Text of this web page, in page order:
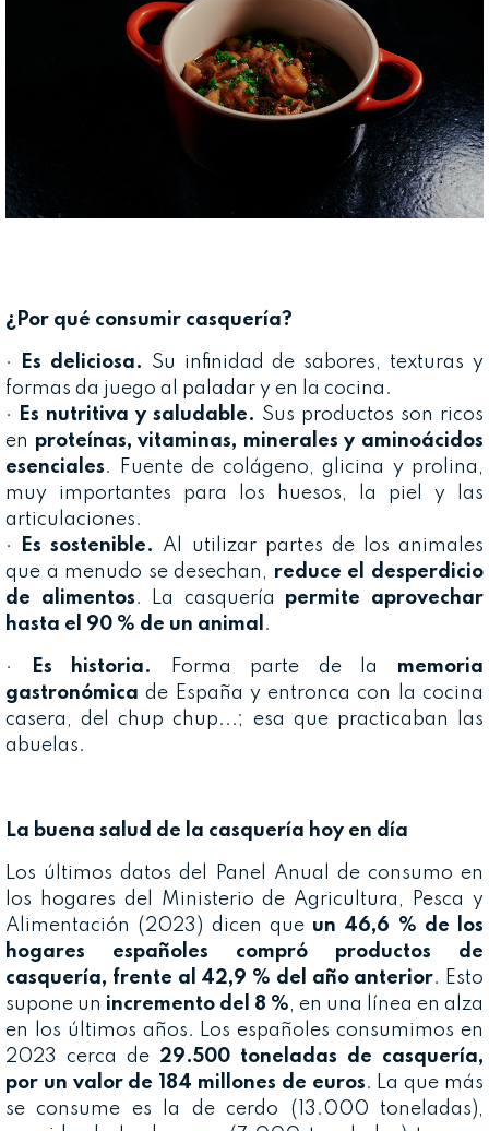
¿Por qué consumir casquería?
· Es deliciosa. Su infinidad de sabores, texturas y
formas da juego al paladar y en la cocina.
·
Es nutritiva y saludable. Sus productos son ricos
en proteínas, vitaminas, minerales y aminoácidos
esenciales. Fuente de colágeno, glicina y prolina,
muy importantes para los huesos, la piel y las
articulaciones.
·
Es sostenible.
Al utilizar partes de los animales
que a menudo se desechan, reduce el desperdicio
de alimentos. La casquería permite aprovechar
hasta el 90 % de un animal .
· Es historia. Forma parte de la memoria
gastronómica de España y entronca con la cocina
casera, del chup chup...; esa que practicaban las
abuelas.
La buena salud de la casquería hoy en día
Los últimos datos del Panel Anual de consumo en
los hogares del Ministerio de Agricultura, Pesca y
Alimentación (2023) dicen que un 46,6 % de los
hogares españoles compró productos de
casquería, frente al 42,9 % del año anterior. Esto
supone un incremento del 8 %, en una línea en alza
en los últimos años. Los españoles consumimos en
2023 cerca de 29.500 toneladas de casquería,
por un valor de 184 millones de euros. La que más
se consume es la de cerdo (13.000 toneladas),